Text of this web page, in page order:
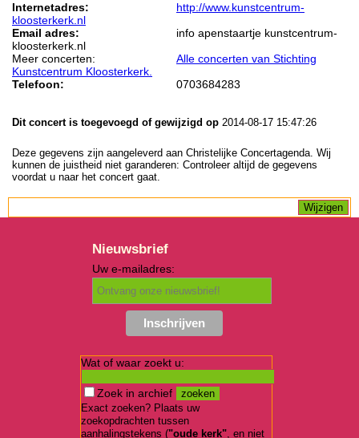
Internetadres:
http://www.kunstcentrum-
kloosterkerk.nl
Email adres:
info apenstaartje kunstcentrum-
kloosterkerk.nl
Meer concerten:
Alle concerten van Stichting
Kunstcentrum Kloosterkerk.
Telefoon:
0703684283
Dit concert is toegevoegd of gewijzigd op 2014-08-17 15:47:26
Deze gegevens zijn aangeleverd aan Christelijke Concertagenda. Wij
kunnen de juistheid niet garanderen: Controleer altijd de gegevens
voordat u naar het concert gaat.
Nieuwsbrief
Uw e-mailadres:
Wat of waar zoekt u:
Zoek in archief
Exact zoeken? Plaats uw
zoekopdrachten tussen
aanhalingstekens ("oude kerk", en niet